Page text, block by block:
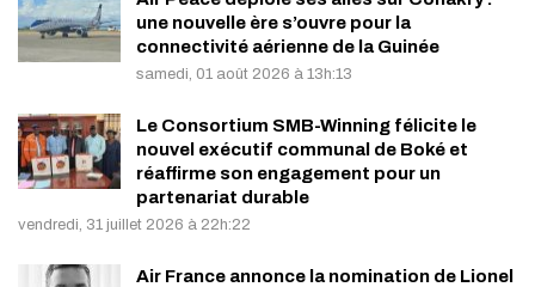
une nouvelle ère s’ouvre pour la
connectivité aérienne de la Guinée
samedi, 01 août 2026 à 13h:13
Le Consortium SMB-Winning félicite le
nouvel exécutif communal de Boké et
réaffirme son engagement pour un
partenariat durable
vendredi, 31 juillet 2026 à 22h:22
Air France annonce la nomination de Lionel